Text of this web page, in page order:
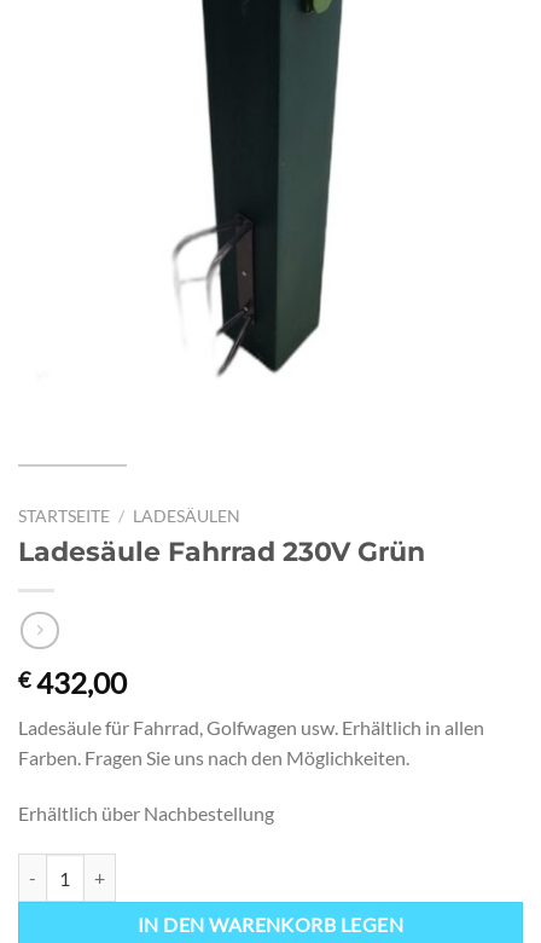
STARTSEITE / LADESÄULEN
Ladesäule Fahrrad 230V Grün
€432,00
Ladesäule für Fahrrad, Golfwagen usw. Erhältlich in allen
Farben. Fragen Sie uns nach den Möglichkeiten.
Erhältlich über Nachbestellung
IN DEN WARENKORB LEGEN